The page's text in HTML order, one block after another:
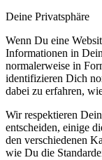
Deine Privatsphäre
Wenn Du eine
Informationen in
normalerweise in
identifizieren Dich
dabei zu erfahren,
Wir respektieren
entscheiden, einige
den verschiedenen
wie Du die